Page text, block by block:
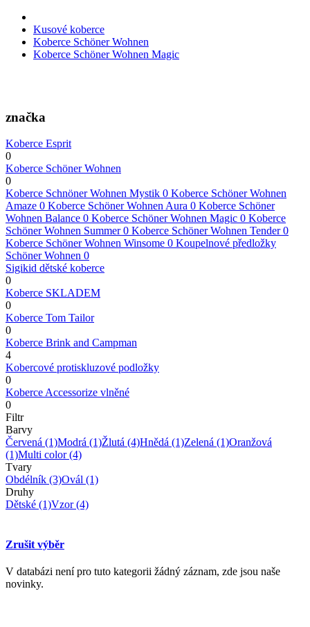
Kusové koberce
Koberce Schöner Wohnen
Koberce Schöner Wohnen Magic
značka
Koberce Esprit
0
Koberce Schöner Wohnen
0
Koberce Schnöner Wohnen Mystik 0 Koberce Schöner Wohnen
Amaze 0 Koberce Schöner Wohnen Aura 0 Koberce Schöner
Wohnen Balance 0 Koberce Schöner Wohnen Magic 0 Koberce
Schöner Wohnen Summer0 Koberce Schöner Wohnen Tender0
Koberce Schöner Wohnen Winsome 0 Koupelnové předložky
Schöner Wohnen 0
Sigikid dětské koberce
0
Koberce SKLADEM
0
Koberce Tom Tailor
0
Koberce Brink and Campman
4
Kobercové protiskluzové podložky
0
Koberce Accessorize vlněné
0
Filtr
Barvy
Červená (1)Modrá (1)Žlutá (4)Hnědá (1)Zelená (1)Oranžová
(1)Multi color(4)
Tvary
Obdélník (3)Ovál (1)
Druhy
Dětské (1)Vzor(4)
Zrušit výběr
V databázi není pro tuto kategorii žádný záznam, zde jsou naše
novinky.